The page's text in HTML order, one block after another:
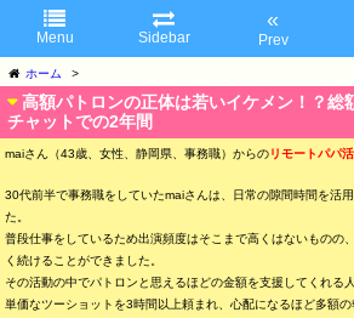
Menu Sidebar
«
Prev
ホーム >
高額パトロンの正体は若いイケメン！？総
チャットでの2年間
maiさん（43歳、女性、静岡県、事務職）からのリモートパパ活
30代前半で事務職をしていたmaiさんは、日常の隙間時間を活
た。
普段仕事をしているため出演頻度はそこまで高くはないものの
く続けることができました。
その活動の中でパトロンと思えるほどの金額を支援してくれる
単価なツーショットを3時間以上頼まれ、心配になるほど多額